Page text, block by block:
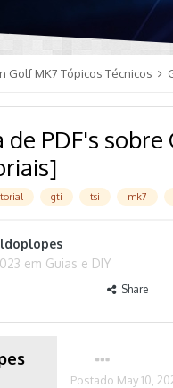
Golf MK7 Tópicos Técnicos
de PDF's
gti tsi mk7
em Guias e DIY
Share
Postado May 10,